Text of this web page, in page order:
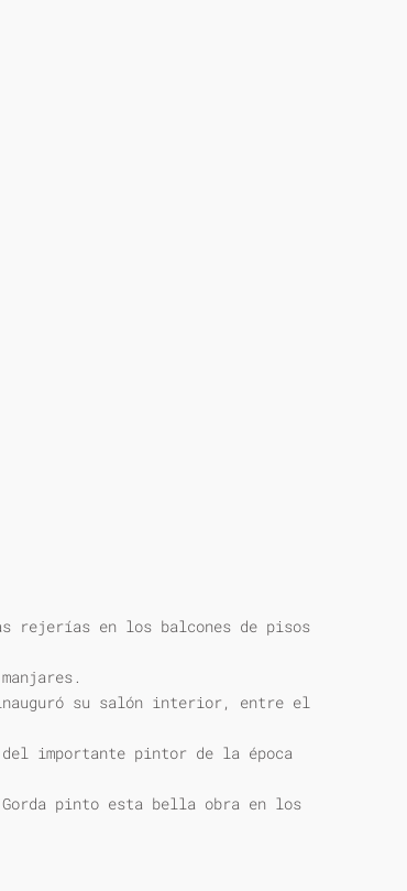
rejerías en los balcones de pisos
inauguró su salón interior, entre el
importante pintor de la época
pinto esta bella obra en los